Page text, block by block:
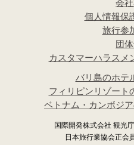
会
個人情報保
旅行参
団
カスタマーハラスメ
バリ島のホテ
フィリピンリゾート
ベトナム・カンボジ
国際開発株式会社 観光
日本旅行業協会正会